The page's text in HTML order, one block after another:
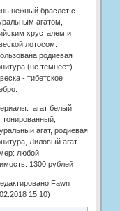
нежный браслет с
агатом,
хрусталем и
лотосом.
родиевая
(не темнеет) .
- тибетское
агат белый,
тонированный,
агат, родиевая
Лиловый агат
любой
1300 рублей
Fawn
15:10)